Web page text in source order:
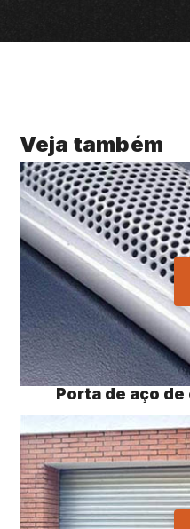
Veja também
Porta de aço